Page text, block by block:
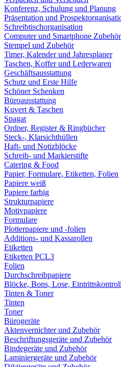
Konferenz, Schulung und Planung
Präsentation und
Schreibtischorganisation
Computer und Smartphone Zubehör
Stempel und Zubehör
Timer, Kalender und Jahresplaner
Taschen, Koffer und Lederwaren
Geschäftsausstattung
Schutz und Erste Hilfe
Schöner Schenken
Büroausstattung
Kuvert & Taschen
Spagat
Ordner, Register & Ringbücher
Steck-, Klarsichthüllen
Haft- und Notizblöcke
Schreib- und Markierstifte
Catering & Food
Papier, Formulare, Etiketten, Folien
Papiere weiß
Papiere farbig
Strukturpapiere
Motivpapiere
Formulare
Plotterpapiere und -folien
Additions- und Kassarollen
Etiketten
Etiketten PCL3
Folien
Durchschreibpapiere
Blöcke, Bons, Lose,
Tinten & Toner
Tinten
Toner
Bürogeräte
Aktenvernichter und Zubehör
Beschriftungsgeräte und Zubehör
Bindegeräte und Zubehör
Laminiergeräte und Zubehör